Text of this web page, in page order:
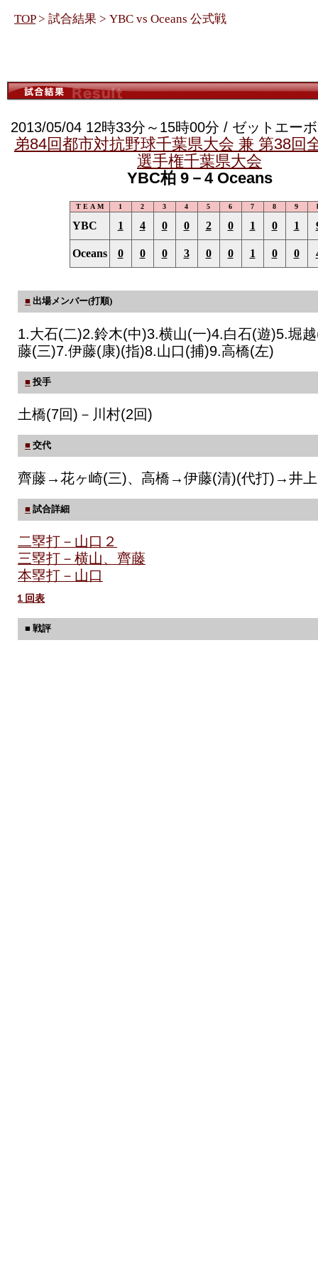
TOP> 試合結果 > YBC vs Oceans 公式戦
2013/05/04 12時33分～15時00分 / ゼットエー
弟84回都市対抗野球千葉県大会 兼 第38回
選手権千葉県大会
YBC柏 9－4 Oceans
T E A M 1 2 3 4 5 6 7 8 9
YBC 1 4 0 0 2 0 1 0 1
Oceans 0 0 0 3 0 0 1 0 0
■ 出場メンバー(打順)
1.大石(二)2.鈴木(中)3.横山(一)4.白石(遊)5.堀
藤(三)7.伊藤(康)(指)8.山口(捕)9.高橋(左)
■ 投手
土橋(7回)－川村(2回)
■ 交代
齊藤→花ヶ崎(三)、高橋→伊藤(清)(代打)→井
■ 試合詳細
二塁打－山口２
三塁打－横山、齊藤
本塁打－山口
１回表
■ 戦評